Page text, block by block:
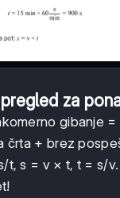
za
gibanje
črta + brez
t, s = v × t, t = s/